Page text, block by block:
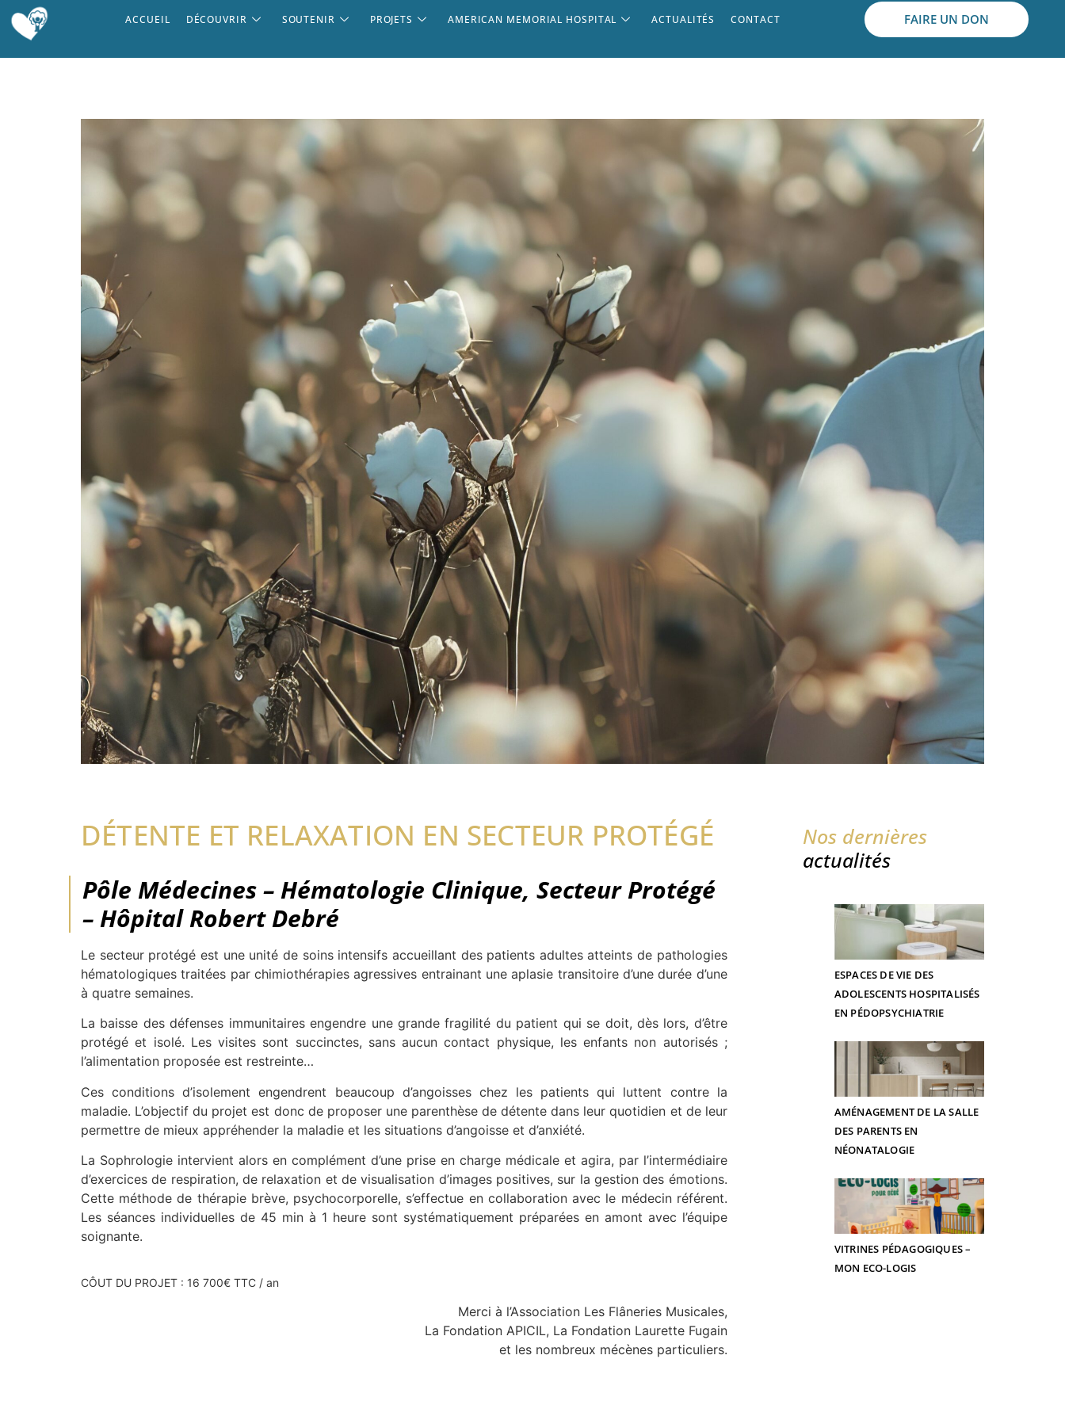
ACCUEIL DÉCOUVRIR SOUTENIR PROJETS AMERICAN MEMORIAL HOSPITAL ACTUALITÉS CONTACT FAIRE UN DON
DÉTENTE ET RELAXATION EN SECTEUR PROTÉGÉ
Pôle Médecines – Hématologie Clinique, Secteur Protégé
– Hôpital Robert Debré
Le secteur protégé est une unité de soins intensifs accueillant des patients adultes atteints de pathologies
hématologiques traitées par chimiothérapies agressives entrainant une aplasie transitoire d’une durée d’une
à quatre semaines.
La baisse des défenses immunitaires engendre une grande fragilité du patient qui se doit, dès lors, d’être
protégé et isolé. Les visites sont succinctes, sans aucun contact physique, les enfants non autorisés ;
l’alimentation proposée est restreinte…
Ces conditions d’isolement engendrent beaucoup d’angoisses chez les patients qui luttent contre la
maladie. L’objectif du projet est donc de proposer une parenthèse de détente dans leur quotidien et de leur
permettre de mieux appréhender la maladie et les situations d’angoisse et d’anxiété.
La Sophrologie intervient alors en complément d’une prise en charge médicale et agira, par l’intermédiaire
d’exercices de respiration, de relaxation et de visualisation d’images positives, sur la gestion des émotions.
Cette méthode de thérapie brève, psychocorporelle, s’effectue en collaboration avec le médecin référent.
Les séances individuelles de 45 min à 1 heure sont systématiquement préparées en amont avec l’équipe
soignante.
CÔUT DU PROJET : 16 700€ TTC / an
Merci à l’Association Les Flâneries Musicales,
La Fondation APICIL, La Fondation Laurette Fugain
et les nombreux mécènes particuliers.
Nos dernières
actualités
ESPACES DE VIE DES
ADOLESCENTS HOSPITALISÉS
EN PÉDOPSYCHIATRIE
AMÉNAGEMENT DE LA SALLE
DES PARENTS EN
NÉONATALOGIE
VITRINES PÉDAGOGIQUES –
MON ECO-LOGIS